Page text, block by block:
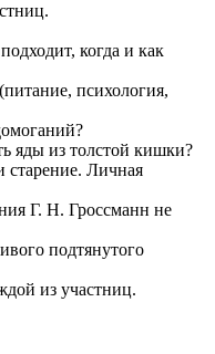
когда и как
психология,
яды из толстой кишки?
старение. Личная
Г. Н. Гроссманн не
подтянутого
из участниц.